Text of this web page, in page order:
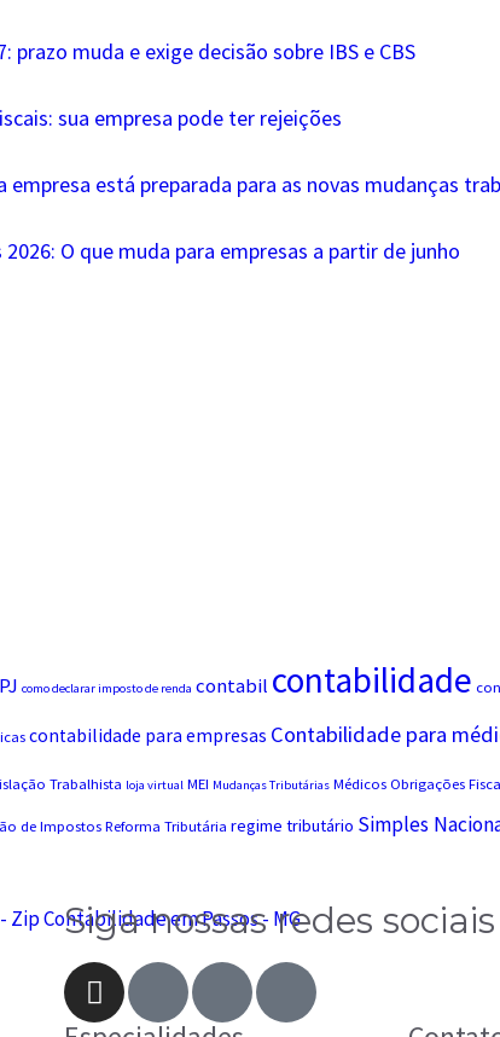
prazo muda e exige decisão sobre IBS e CBS
sua empresa pode ter rejeições
empresa está preparada para as novas mudanças
O que muda para empresas a partir de junho
como declarar imposto de renda contabil contabilidade
contabilidade para empresas Contabilidade para
Trabalhista loja virtual MEI Mudanças Tributárias Médicos Obrigações
de ImpostosReforma Tributária regime tributário Simples
Siga nossas redes sociais